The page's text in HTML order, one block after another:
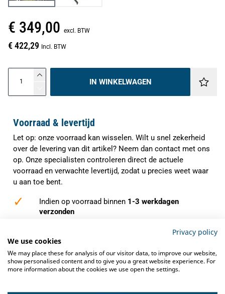
€ 349,00 excl. BTW
€ 422,29 Incl. BTW
IN WINKELWAGEN
Voorraad & levertijd
Let op: onze voorraad kan wisselen. Wilt u snel zekerheid
over de levering van dit artikel? Neem dan contact met ons
op. Onze specialisten controleren direct de actuele
voorraad en verwachte levertijd, zodat u precies weet waar
u aan toe bent.
✓ Indien op voorraad binnen 1-3 werkdagen
verzonden
✓
✓ Ook na aankoop bieden weservice en
Privacy policy
We use cookies
We may place these for analysis of our visitor data, to improve our website,
show personalised content and to give you a great website experience. For
more information about the cookies we use open the settings.